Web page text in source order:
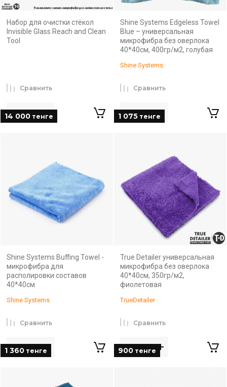
Набор для очистки стёкол
Invisible Glass Reach and Clean
Tool
14 000 тенге
Сравнить
Shine Systems Edgeless Towel
Blue – универсальная
микрофибра без оверлока
40*40см, 400гр/м2, голубая
Shine Systems
1 075 тенге
Сравнить
Shine Systems Buffing Towel -
микрофибра для
располировки составов
40*40см
Shine Systems
1 360 тенге
Сравнить
True Detailer универсальная
микрофибра без оверлока
40*40см, 350гр/м2,
фиолетовая
TrueDetailer
900 тенге
Сравнить